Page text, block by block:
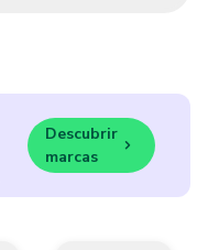
Descubrir
marcas